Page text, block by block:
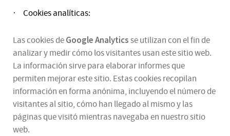
· Cookies analíticas:
Las cookies deGoogle Analyticsse utilizan con el fin de
analizar y medir cómo los visitantes usan este sitio web.
La información sirve para elaborar informes que
permiten mejorar este sitio. Estas cookies recopilan
información en forma anónima, incluyendo el número de
visitantes al sitio, cómo han llegado al mismo y las
páginas que visitó mientras navegaba en nuestro sitio
web.